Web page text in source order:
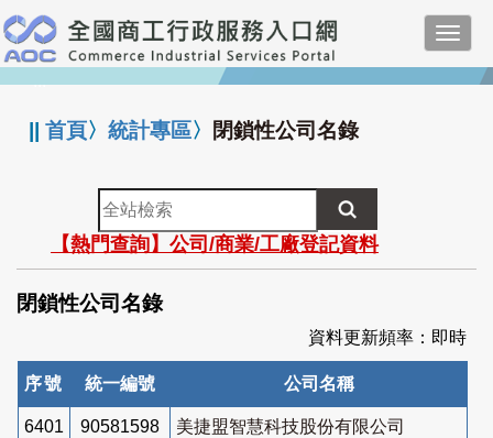
跳
到
主
要
:::
||首頁〉統計專區〉 閉鎖性公司名錄
全
站
檢
索
【熱門查詢】公司/商業/工廠登記資料
閉鎖性公司名錄
資料更新頻率：即時
序號 統一編號 公司名稱
6401 90581598 美捷盟智慧科技股份有限公司